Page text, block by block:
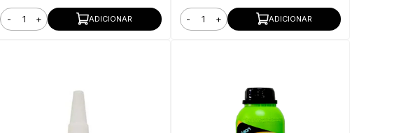
- + ADICIONAR - + ADICIONAR